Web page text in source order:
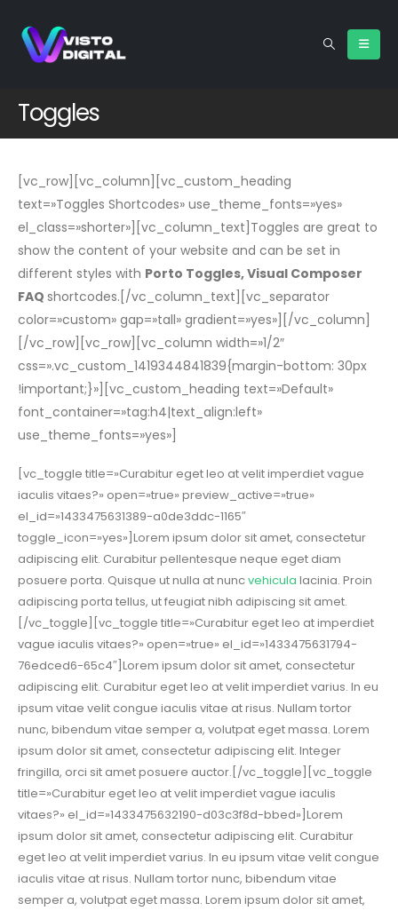
Toggles
[vc_row][vc_column][vc_custom_heading
text=»Toggles Shortcodes» use_theme_fonts=»yes»
el_class=»shorter»][vc_column_text]Toggles are great to
show the content of your website and can be set in
different styles with Porto Toggles, Visual Composer
FAQ shortcodes.[/vc_column_text][vc_separator
color=»custom» gap=»tall» gradient=»yes»][/vc_column]
[/vc_row][vc_row][vc_column width=»1/2″
css=».vc_custom_1419344841839{margin-bottom: 30px
!important;}»][vc_custom_heading text=»Default»
font_container=»tag:h4|text_align:left»
use_theme_fonts=»yes»]
[vc_toggle title=»Curabitur eget leo at velit imperdiet vague
iaculis vitaes?» open=»true» preview_active=»true»
el_id=»1433475631389-a0de3ddc-1165″
toggle_icon=»yes»]Lorem ipsum dolor sit amet, consectetur
adipiscing elit. Curabitur pellentesque neque eget diam
posuere porta. Quisque ut nulla at nuncvehicula lacinia. Proin
adipiscing porta tellus, ut feugiat nibh adipiscing sit amet.
[/vc_toggle][vc_toggle title=»Curabitur eget leo at imperdiet
vague iaculis vitaes?» open=»true» el_id=»1433475631794-
76edced6-65c4″]Lorem ipsum dolor sit amet, consectetur
adipiscing elit. Curabitur eget leo at velit imperdiet varius. In eu
ipsum vitae velit congue iaculis vitae at risus. Nullam tortor
nunc, bibendum vitae semper a, volutpat eget massa. Lorem
ipsum dolor sit amet, consectetur adipiscing elit. Integer
fringilla, orci sit amet posuere auctor.[/vc_toggle][vc_toggle
title=»Curabitur eget leo at velit imperdiet vague iaculis
vitaes?» el_id=»1433475632190-d03c3f8d-bbed»]Lorem
ipsum dolor sit amet, consectetur adipiscing elit. Curabitur
eget leo at velit imperdiet varius. In eu ipsum vitae velit congue
iaculis vitae at risus. Nullam tortor nunc, bibendum vitae
semper a, volutpat eget massa. Lorem ipsum dolor sit amet,